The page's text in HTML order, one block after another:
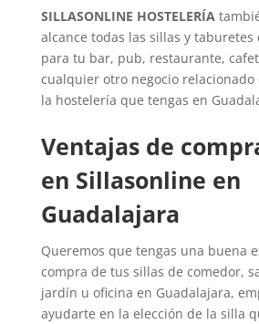
SILLASONLINE HOSTELERÍA
alcance todas las sillas y taburetes
para tu bar, pub, restaurante,
cualquier otro negocio relacionado
la hostelería que tengas en
Ventajas de
en Sillasonline en
Guadalajara
Queremos que tengas una buena
compra de tus sillas de comedor,
jardín u oficina en Guadalajara,
ayudarte en la elección de la silla